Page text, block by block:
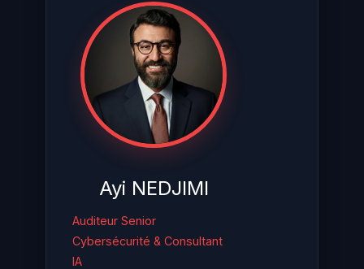
Ayi NEDJIMI
Auditeur Senior
Cybersécurité & Consultant
IA